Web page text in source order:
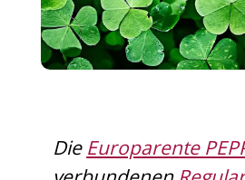
Die Europarente